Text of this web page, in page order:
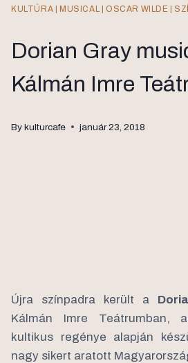
KULTÚRA MUSICAL OSCAR WILDE
Dorian Gray
Kálmán Imre
By kulturcafe január 23, 2018
Újra színpadra került a
Kálmán Imre Teátrumban,
kultikus regénye alapján
nagy sikert aratott